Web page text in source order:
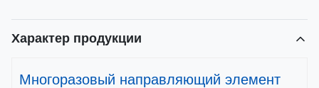
Характер продукции
Многоразовый направляющий элемент